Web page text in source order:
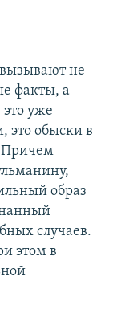
не
факты, а
уже
это обыски в
Причем
образ
случаев.
этом в